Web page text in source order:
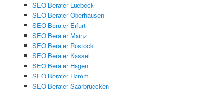
SEO Berater Luebeck
SEO Berater Oberhausen
SEO Berater Erfurt
SEO Berater Mainz
SEO Berater Rostock
SEO Berater Kassel
SEO Berater Hagen
SEO Berater Hamm
SEO Berater Saarbruecken